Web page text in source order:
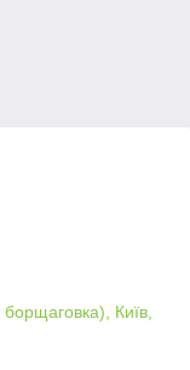
Київ,